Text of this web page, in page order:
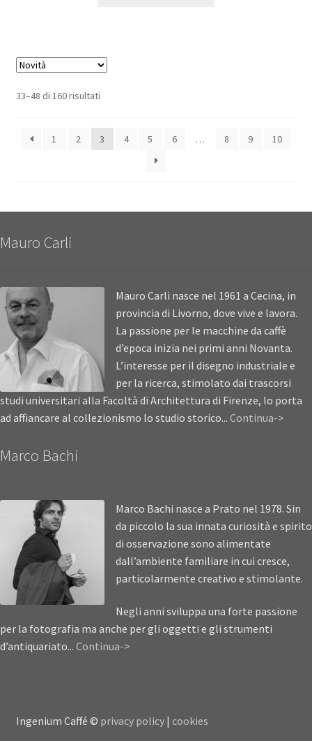
33–48 di 160 risultati
1 2 3 4 5 6 … 8 9 10
Mauro Carli
Mauro Carli nasce nel 1961 a Cecina, in
provincia di Livorno, dove vive e lavora.
La passione per le macchine da caffè
d’epoca inizia nei primi anni Novanta.
L’interesse per il disegno industriale e
per la ricerca, stimolato dai trascorsi
studi universitari alla Facoltà di Architettura di Firenze, lo porta
ad affiancare al collezionismo lo studio storico... Continua->
Marco Bachi
Marco Bachi nasce a Prato nel 1978. Sin
da piccolo la sua innata curiosità e spirito
di osservazione sono alimentate
dall’ambiente familiare in cui cresce,
particolarmente creativo e stimolante.
Negli anni sviluppa una forte passione
per la fotografia ma anche per gli oggetti e gli strumenti
d’antiquariato... Continua->
Ingenium Caffé © privacy policy| cookies